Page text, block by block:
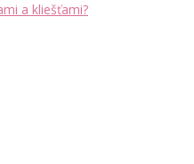
a kliešťami?